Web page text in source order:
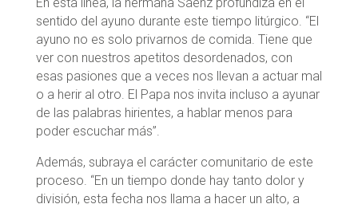
sentido del ayuno durante este tiempo litúrgico. “El
ayuno no es solo privarnos de comida. Tiene que
ver con nuestros apetitos desordenados, con
esas pasiones que a veces nos llevan a actuar mal
o a herir al otro. El Papa nos invita incluso a ayunar
de las palabras hirientes, a hablar menos para
poder escuchar más”.
Además, subraya el carácter comunitario de este
proceso. “En un tiempo donde hay tanto dolor y
división, esta fecha nos llama a hacer un alto, a